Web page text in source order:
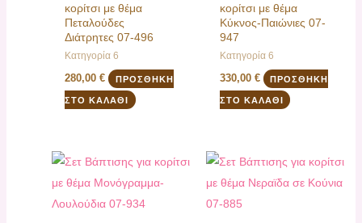
κορίτσι με θέμα
Πεταλούδες
Διάτρητες 07-496
Κατηγορία 6
280,00€ ΠΡΟΣΘΉΚΗ
ΣΤΟ ΚΑΛΆΘΙ
κορίτσι με θέμα
Κύκνος-Παιώνιες 07-
947
Κατηγορία 6
330,00 € ΠΡΟΣΘΉΚΗ
ΣΤΟ ΚΑΛΆΘΙ